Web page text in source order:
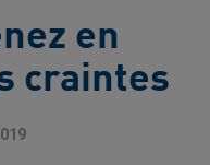
en
craintes